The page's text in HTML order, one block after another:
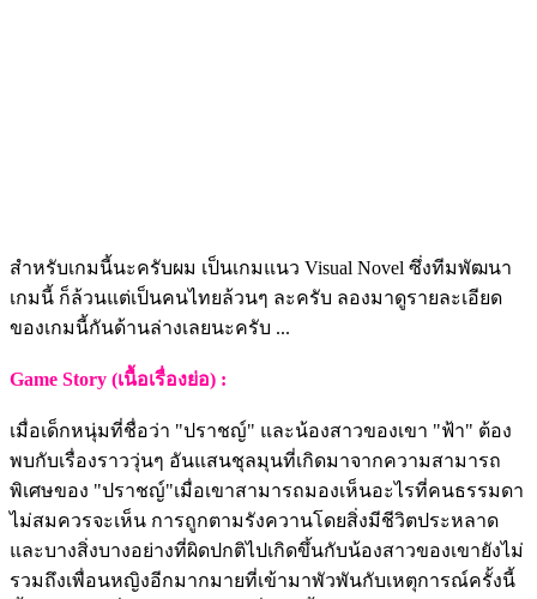
สำหรับเกมนี้นะครับผม เป็นเกมแนว Visual Novel ซึ่งทีมพัฒนา
เกมนี้ ก็ล้วนแต่เป็นคนไทยล้วนๆ ละครับ ลองมาดูรายละเอียด
ของเกมนี้กันด้านล่างเลยนะครับ ...
Game Story (เนื้อเรื่องย่อ) :
เมื่อเด็กหนุ่มที่ชื่อว่า "ปราชญ์" และน้องสาวของเขา "ฟ้า" ต้อง
พบกับเรื่องราววุ่นๆ อันแสนชุลมุนที่เกิดมาจากความสามารถ
พิเศษของ "ปราชญ์"เมื่อเขาสามารถมองเห็นอะไรที่คนธรรมดา
ไม่สมควรจะเห็น การถูกตามรังควานโดยสิ่งมีชีวิตประหลาด
และบางสิ่งบางอย่างที่ผิดปกติไปเกิดขึ้นกับน้องสาวของเขายังไม่
รวมถึงเพื่อนหญิงอีกมากมายที่เข้ามาพัวพันกับเหตุการณ์ครั้งนี้